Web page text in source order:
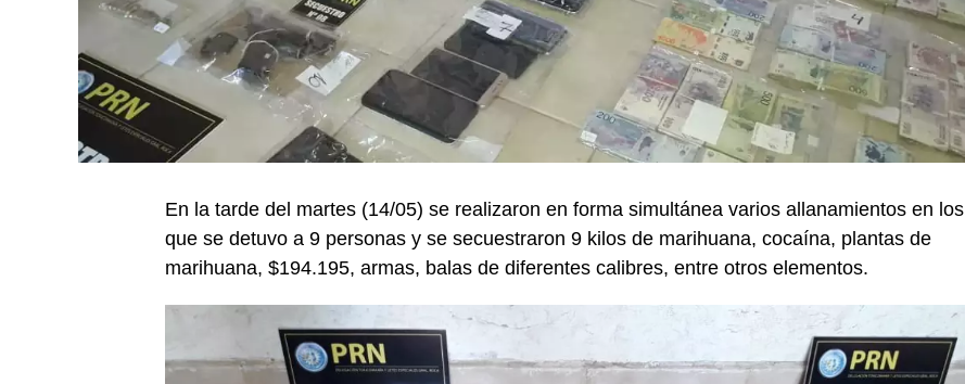
En la tarde del martes (14/05) se realizaron en forma simultánea varios allanamientos en los
que se detuvo a 9 personas y se secuestraron 9 kilos de marihuana, cocaína, plantas de
marihuana, $194.195, armas, balas de diferentes calibres, entre otros elementos.